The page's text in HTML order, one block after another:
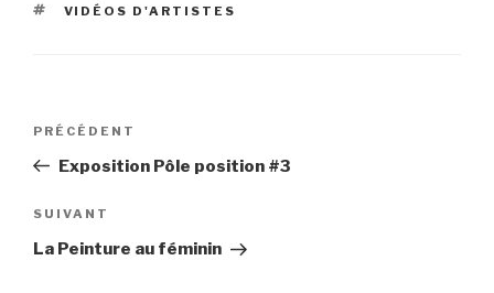
ÉTIQUETTES
VIDÉOS D'ARTISTES
Navigation
l’article
Article
précédent
PRÉCÉDENT
Exposition Pôle position #3
Article
suivant
SUIVANT
La Peinture au féminin